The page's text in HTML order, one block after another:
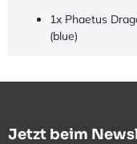
1x Phaetus
(blue)
Jetzt beim